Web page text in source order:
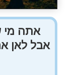
אתה מי
אבל לאן